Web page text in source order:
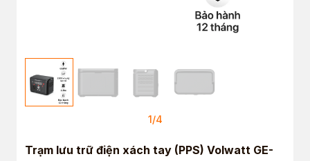
1/4
Trạm lưu trữ điện xách tay (PPS) Volwatt GE-